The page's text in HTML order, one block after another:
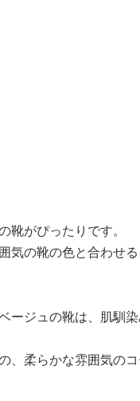
がぴったりです。
の靴の色と合わせ
ージュの靴は、肌馴
柔らかな雰囲気のコ